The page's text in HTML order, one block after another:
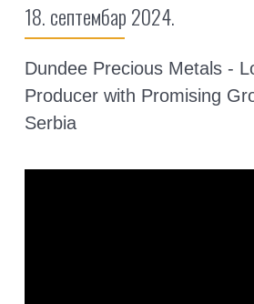
18. септембар 2024.
Dundee Precious Metals -
Producer with Promising
Serbia